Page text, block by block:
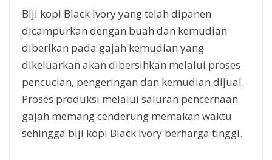
Biji kopi Black Ivory yang telah dipanen
dicampurkan dengan buah dan kemudian
diberikan pada gajah kemudian yang
dikeluarkan akan dibersihkan melalui proses
pencucian, pengeringan dan kemudian dijual.
Proses produksi melalui saluran pencernaan
gajah memang cenderung memakan waktu
sehingga biji kopi Black Ivory berharga tinggi.